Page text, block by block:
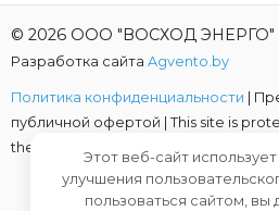
© 2026 ООО "ВОСХОД ЭНЕРГО"
Разработка сайта Agvento.by
Политика конфиденциальности |
публичной офертой | This site is
the Google
Privacy Policy Terms
Этот веб-сайт
улучшения
пользоваться сайтом, вы